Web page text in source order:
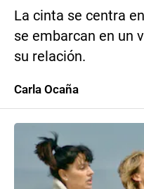
La cinta se centra
se embarcan en un
su relación.
Carla Ocaña